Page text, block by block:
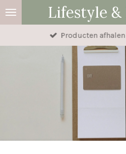
Ga
direct
Lifestyle &
Producten